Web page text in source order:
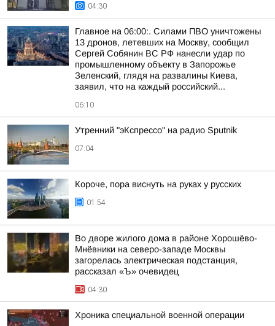
04:30
Главное на 06:00:. Силами ПВО уничтожены
13 дронов, летевших на Москву, сообщил
Сергей Собянин ВС РФ нанесли удар по
промышленному объекту в Запорожье
Зеленский, глядя на развалины Киева,
заявил, что на каждый российский...
06:10
Утренний "эКспрессо" на радио Sputnik
07:04
Короче, пора виснуть на руках у русских
01:54
Во дворе жилого дома в районе Хорошёво-
Мнёвники на северо-западе Москвы
загорелась электрическая подстанция,
рассказал «Ъ» очевидец
04:30
Хроника специальной военной операции